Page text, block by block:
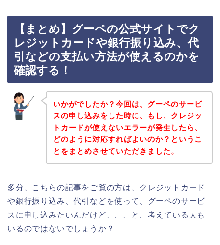
【まとめ】グーペの公式サイトでク
レジットカードや銀行振り込み、代
引などの支払い方法が使えるのかを
確認する！
いかがでしたか？今回は、グーペのサービ
スの申し込みをした時に、もし、クレジッ
トカードが使えないエラーが発生したら、
どのように対応すればよいのか？というこ
とをまとめさせていただきました。
多分、こちらの記事をご覧の方は、クレジットカード
や銀行振り込み、代引などを使って、グーペのサービ
スに申し込みたいんだけど、、、と、考えている人も
いるのではないでしょうか？